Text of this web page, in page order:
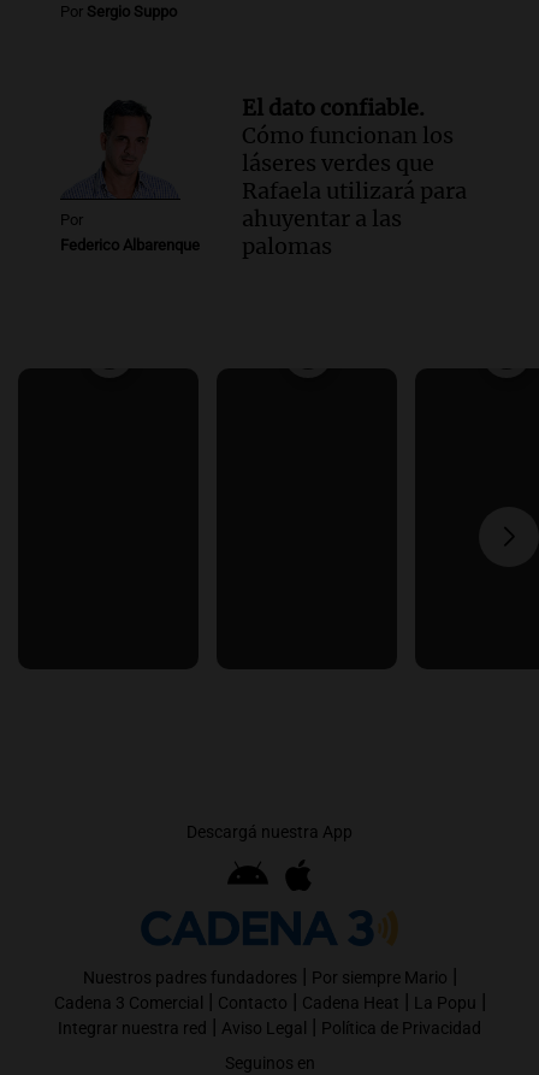
Por Sergio Suppo
Por
Federico Albarenque
El dato confiable.
Cómo funcionan los
láseres verdes que
Rafaela utilizará para
ahuyentar a las
palomas
Descargá nuestra App
Nuestros padres fundadores | Por siempre Mario |
Cadena 3 Comercial | Contacto | Cadena Heat | La Popu |
Integrar nuestra red | Aviso Legal | Política de Privacidad
Seguinos en